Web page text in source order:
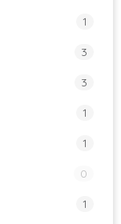
1
3
3
1
1
0
1